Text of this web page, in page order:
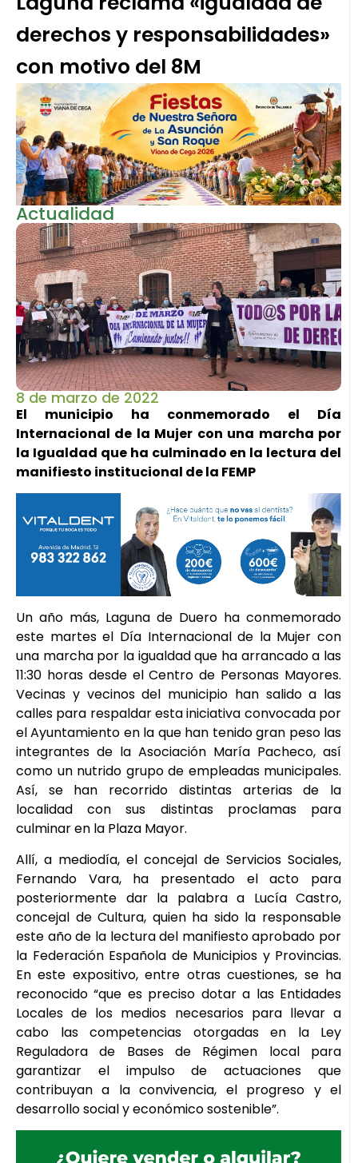
derechos y responsabilidades»
con motivo del 8M
Actualidad
8 de marzo de 2022
El municipio ha conmemorado el Día
Internacional de la Mujer con una marcha por
la Igualdad que ha culminado en la lectura del
manifiesto institucional de la FEMP
Un año más, Laguna de Duero ha conmemorado
este martes el Día Internacional de la Mujer con
una marcha por la igualdad que ha arrancado a las
11:30 horas desde el Centro de Personas Mayores.
Vecinas y vecinos del municipio han salido a las
calles para respaldar esta iniciativa convocada por
el Ayuntamiento en la que han tenido gran peso las
integrantes de la Asociación María Pacheco, así
como un nutrido grupo de empleadas municipales.
Así, se han recorrido distintas arterias de la
localidad con sus distintas proclamas para
culminar en la Plaza Mayor.
Allí, a mediodía, el concejal de Servicios Sociales,
Fernando Vara, ha presentado el acto para
posteriormente dar la palabra a Lucía Castro,
concejal de Cultura, quien ha sido la responsable
este año de la lectura del manifiesto aprobado por
la Federación Española de Municipios y Provincias.
En este expositivo, entre otras cuestiones, se ha
reconocido “que es preciso dotar a las Entidades
Locales de los medios necesarios para llevar a
cabo las competencias otorgadas en la Ley
Reguladora de Bases de Régimen local para
garantizar el impulso de actuaciones que
contribuyan a la convivencia, el progreso y el
desarrollo social y económico sostenible”.